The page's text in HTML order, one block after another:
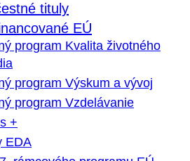
tituly
EÚ
program Kvalita životného
program Výskum a vývoj
program Vzdelávanie
+
EDA